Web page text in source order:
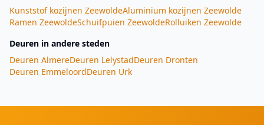
Kunststof kozijnen ZeewoldeAluminium kozijnen Zeewolde
Ramen ZeewoldeSchuifpuien ZeewoldeRolluiken Zeewolde
Deuren in andere steden
Deuren AlmereDeuren LelystadDeuren Dronten
Deuren EmmeloordDeuren Urk